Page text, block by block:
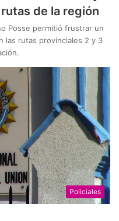
de la región
Posse permitió frustrar un
las rutas provinciales 2 y 3
Policiales